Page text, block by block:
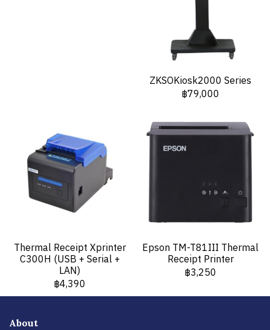
ZKSOKiosk2000 Series
฿79,000
Thermal Receipt Xprinter
C300H (USB + Serial +
LAN)
฿4,390
Epson TM-T81III Thermal
Receipt Printer
฿3,250
About